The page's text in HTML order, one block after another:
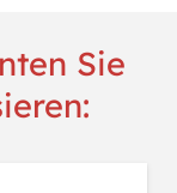
Sie